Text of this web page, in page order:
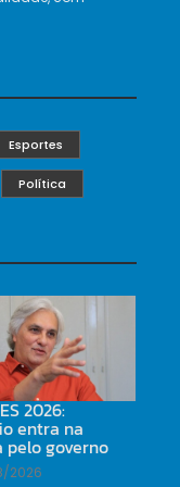
Esportes
Política
2026:
entra na
pelo governo
2026